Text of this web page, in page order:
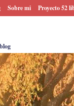
Sobre mi Proyecto 52